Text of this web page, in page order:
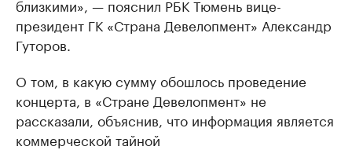
близкими», — пояснил РБК Тюмень вице-
президент ГК «Страна Девелопмент» Александр
Гуторов.
О том, в какую сумму обошлось проведение
концерта, в «Стране Девелопмент» не
рассказали, объяснив, что информация является
коммерческой тайной